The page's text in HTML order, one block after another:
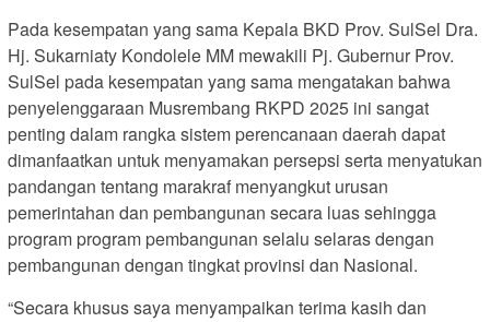
Pada kesempatan yang sama Kepala BKD Prov. SulSel Dra.
Hj. Sukarniaty Kondolele MM mewakili Pj. Gubernur Prov.
SulSel pada kesempatan yang sama mengatakan bahwa
penyelenggaraan Musrembang RKPD 2025 ini sangat
penting dalam rangka sistem perencanaan daerah dapat
dimanfaatkan untuk menyamakan persepsi serta menyatukan
pandangan tentang marakraf menyangkut urusan
pemerintahan dan pembangunan secara luas sehingga
program program pembangunan selalu selaras dengan
pembangunan dengan tingkat provinsi dan Nasional.
“Secara khusus saya menyampaikan terima kasih dan